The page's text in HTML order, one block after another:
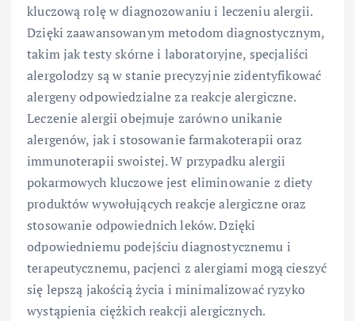
kluczową rolę w diagnozowaniu i leczeniu alergii.
Dzięki zaawansowanym metodom diagnostycznym,
takim jak testy skórne i laboratoryjne, specjaliści
alergolodzy są w stanie precyzyjnie zidentyfikować
alergeny odpowiedzialne za reakcje alergiczne.
Leczenie alergii obejmuje zarówno unikanie
alergenów, jak i stosowanie farmakoterapii oraz
immunoterapii swoistej. W przypadku alergii
pokarmowych kluczowe jest eliminowanie z diety
produktów wywołujących reakcje alergiczne oraz
stosowanie odpowiednich leków. Dzięki
odpowiedniemu podejściu diagnostycznemu i
terapeutycznemu, pacjenci z alergiami mogą cieszyć
się lepszą jakością życia i minimalizować ryzyko
wystąpienia ciężkich reakcji alergicznych.